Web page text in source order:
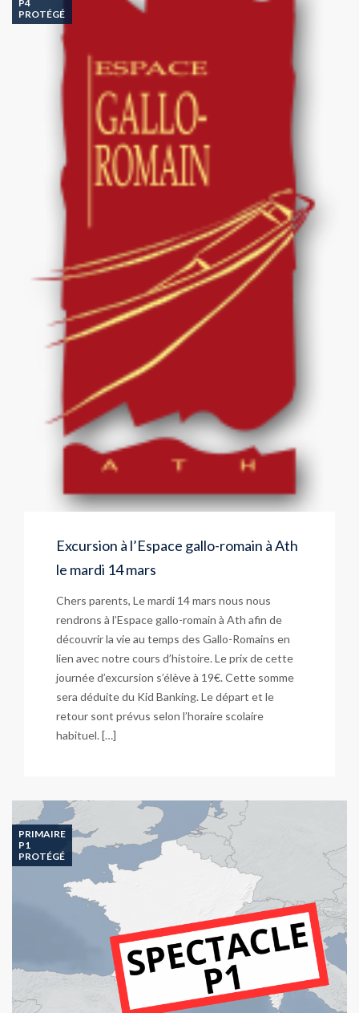
P4
PROTÉGÉ
Excursion à l’Espace gallo-romain à Ath
le mardi 14 mars
Chers parents, Le mardi 14 mars nous nous
rendrons à l’Espace gallo-romain à Ath afin de
découvrir la vie au temps des Gallo-Romains en
lien avec notre cours d’histoire. Le prix de cette
journée d’excursion s’élève à 19€. Cette somme
sera déduite du Kid Banking. Le départ et le
retour sont prévus selon l’horaire scolaire
habituel. […]
PRIMAIRE
P1
PROTÉGÉ